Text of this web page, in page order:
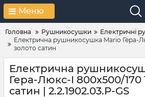
Меню
Головна Рушникосушки
Електричні
Електрична рушникосушка Mario Гера-
золото сатин
Електрична
Гера-Люкс-I 800х500/170
сатин | 2.2.1902.03.Р-GS